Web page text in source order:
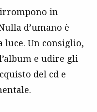
in
d’umano è
luce. Un consiglio,
e udire gli
del cd e